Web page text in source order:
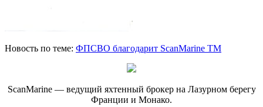
Новость по теме: ФПСВО благодарит ScanMarine TM
ScanMarine — ведущий яхтенный брокер на Лазурном берегу
Франции и Монако.